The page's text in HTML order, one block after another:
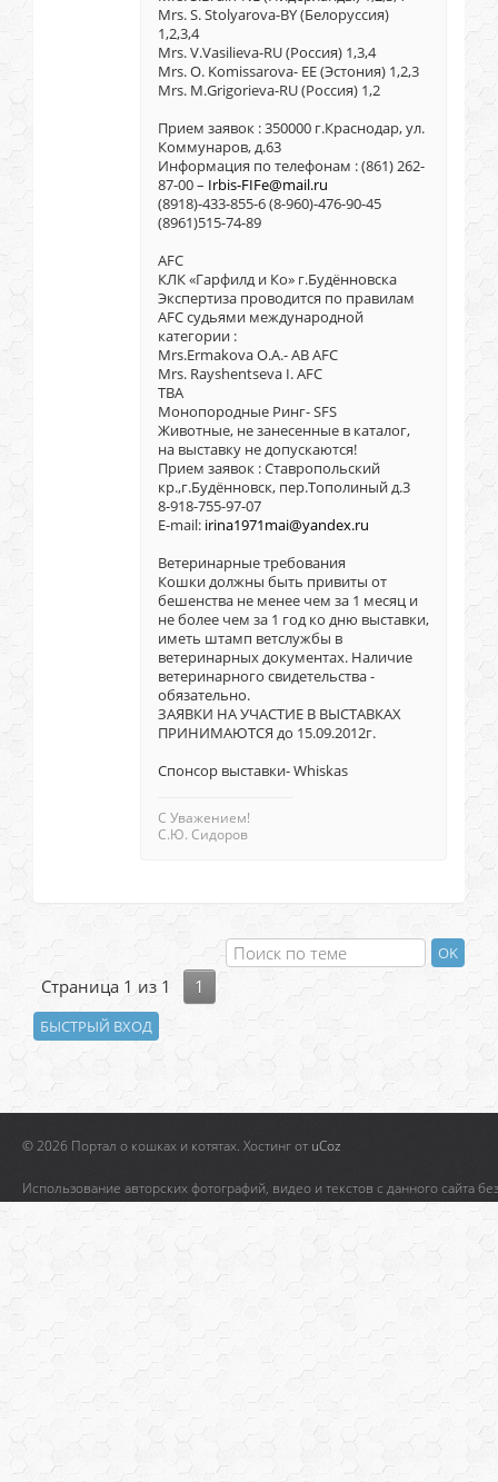
Mrs. S. Stolyarova-BY (Белоруссия)
1,2,3,4
Mrs. V.Vasilieva-RU (Россия) 1,3,4
Mrs. O. Komissarova- EE (Эстония) 1,2,3
Mrs. M.Grigorieva-RU (Россия) 1,2
Прием заявок : 350000 г.Краснодар, ул.
Коммунаров, д.63
Информация по телефонам : (861) 262-
87-00 – Irbis-FIFe@mail.ru
(8918)-433-855-6 (8-960)-476-90-45
(8961)515-74-89
AFC
КЛК «Гарфилд и Ко» г.Будённовска
Экспертиза проводится по правилам
AFC судьями международной
категории :
Mrs.Ermakova O.A.- AB AFC
Mrs. Rayshentseva I. AFC
ТВА
Монопородные Ринг- SFS
Животные, не занесенные в каталог,
на выставку не допускаются!
Прием заявок : Cтавропольский
кр.,г.Будённовск, пер.Тополиный д.3
8-918-755-97-07
E-mail: irina1971mai@yandex.ru
Ветеринарные требования
Кошки должны быть привиты от
бешенства не менее чем за 1 месяц и
не более чем за 1 год ко дню выставки,
иметь штамп ветслужбы в
ветеринарных документах. Наличие
ветеринарного свидетельства -
обязательно.
ЗАЯВКИ НА УЧАСТИЕ В ВЫСТАВКАХ
ПРИНИМАЮТСЯ до 15.09.2012г.
Спонсор выставки- Whiskas
С Уважением!
С.Ю. Сидоров
Страница 1 из 1 1
© 2026 Портал о кошках и котятах. Хостинг от uCoz
Использование авторских фотографий, видео и текстов с данного сайта